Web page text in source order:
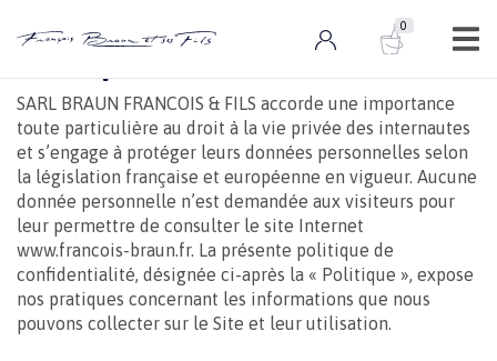
00 ARTICLE
Politique de confidentialité
SARL BRAUN FRANCOIS & FILS accorde une importance
toute particulière au droit à la vie privée des internautes
et s’engage à protéger leurs données personnelles selon
la législation française et européenne en vigueur. Aucune
donnée personnelle n’est demandée aux visiteurs pour
leur permettre de consulter le site Internet
www.francois-braun.fr. La présente politique de
confidentialité, désignée ci-après la « Politique », expose
nos pratiques concernant les informations que nous
pouvons collecter sur le Site et leur utilisation.